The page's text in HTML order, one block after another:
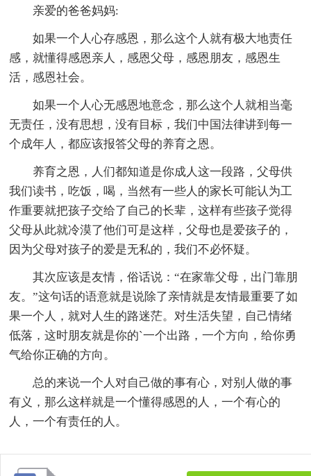
亲爱的爸爸妈妈:
如果一个人心存感恩，那么这个人就有极大地责任
感，就懂得感恩亲人，感恩父母，感恩朋友，感恩生
活，感恩社会。
如果一个人心无感恩地意念，那么这个人就相当毫
无责任，没有思想，没有目标，我们中国法律讲到每一
个成年人，都应该报答父母的养育之恩。
养育之恩，人们都知道是你成人这一段路，父母供
我们读书，吃饭，喝，当然有一些人的家长可能认为工
作重要就把孩子交给了自己的长辈，这样有些孩子觉得
父母从此就冷漠了他们可是这样，父母也是爱孩子的，
因为父母对孩子的爱是无私的，我们不必怀疑。
其次应该是友情，俗话说：“在家靠父母，出门靠朋
友。”这句话的语意就是说除了亲情就是友情最重要了如
果一个人，就对人生的路迷茫。对生活失望，自己情绪
低落，这时朋友就是你的`一个出路，一个方向，给你勇
气给你正确的方向。
总的来说一个人对自己做的事有心，对别人做的事
有义，那么这样就是一个懂得感恩的人，一个有心的
人，一个有责任的人。